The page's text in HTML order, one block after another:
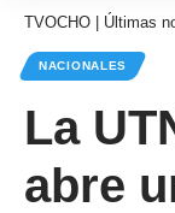
TVOCHO | Últimas
NACIONALES
La
abre